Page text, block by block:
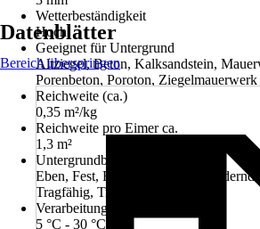
Wetterbeständigkeit
Hoch
Geeignet für Untergrund
Altziegel, Beton, Kalksandstein,
Porenbeton, Poroton, Ziegelmauerwerk
Reichweite (ca.)
0,35 m²/kg
Reichweite pro Eimer ca.
1,3 m²
Untergrundbeschaffenheit
Eben, Fest, Frei von
Tragfähig, Trocken
Verarbeitungstemperatur
5 °C - 30 °C
Datenblätter
Bereich überspringen